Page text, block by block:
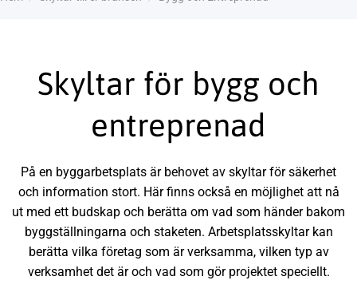
Skyltar för bygg och
entreprenad
På en byggarbetsplats är behovet av skyltar för säkerhet
och information stort. Här finns också en möjlighet att nå
ut med ett budskap och berätta om vad som händer bakom
byggställningarna och staketen. Arbetsplatsskyltar kan
berätta vilka företag som är verksamma, vilken typ av
verksamhet det är och vad som gör projektet speciellt.